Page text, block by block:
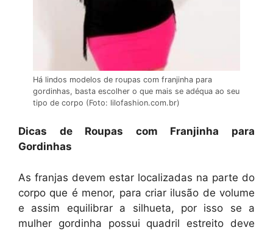
Há lindos modelos de roupas com franjinha para
gordinhas, basta escolher o que mais se adéqua ao seu
tipo de corpo (Foto: lilofashion.com.br)
Dicas de Roupas com Franjinha para
Gordinhas
As franjas devem estar localizadas na parte do
corpo que é menor, para criar ilusão de volume
e assim equilibrar a silhueta, por isso se a
mulher gordinha possui quadril estreito deve